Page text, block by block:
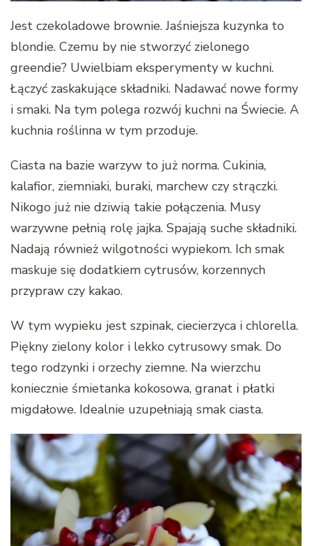
Jest czekoladowe brownie. Jaśniejsza kuzynka to
blondie. Czemu by nie stworzyć zielonego
greendie? Uwielbiam eksperymenty w kuchni.
Łączyć zaskakujące składniki. Nadawać nowe formy
i smaki. Na tym polega rozwój kuchni na Świecie. A
kuchnia roślinna w tym przoduje.
Ciasta na bazie warzyw to już norma. Cukinia,
kalafior, ziemniaki, buraki, marchew czy strączki.
Nikogo już nie dziwią takie połączenia. Musy
warzywne pełnią rolę jajka. Spajają suche składniki.
Nadają również wilgotności wypiekom. Ich smak
maskuje się dodatkiem cytrusów, korzennych
przypraw czy kakao.
W tym wypieku jest szpinak, ciecierzyca i chlorella.
Piękny zielony kolor i lekko cytrusowy smak. Do
tego rodzynki i orzechy ziemne. Na wierzchu
koniecznie śmietanka kokosowa, granat i płatki
migdałowe. Idealnie uzupełniają smak ciasta.